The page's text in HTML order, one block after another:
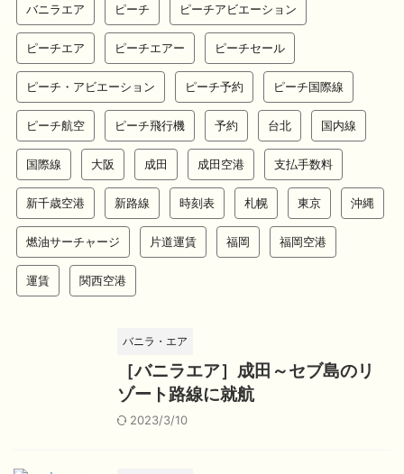
バニラエア ピーチ ピーチアビエーション
ピーチエア ピーチエアー ピーチセール
ピーチ・アビエーション ピーチ予約 ピーチ国際線
ピーチ航空 ピーチ飛行機 予約 台北 国内線
国際線 大阪 成田 成田空港 支払手数料
新千歳空港 新路線 時刻表 札幌 東京 沖縄
燃油サーチャージ 片道運賃 福岡 福岡空港
運賃 関西空港
バニラ・エア
［バニラエア］成田～セブ島のリ
ゾート路線に就航
2023/3/10